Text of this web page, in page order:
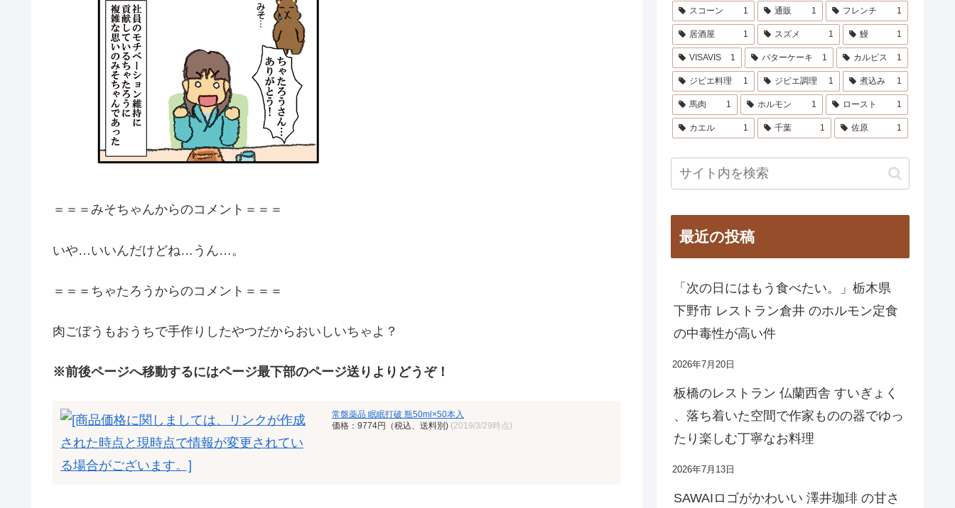
＝＝＝みそちゃんからのコメント＝＝＝
いや…いいんだけどね…うん…。
＝＝＝ちゃたろうからのコメント＝＝＝
肉ごぼうもおうちで手作りしたやつだからおいしいちゃよ？
※前後ページへ移動するにはページ最下部のページ送りよりどうぞ！
常盤薬品 眠眠打破 瓶50ml×50本入
価格：9774円（税込、送料別) (2019/3/29時点)
スコーン 1 通販 1 フレンチ 1
居酒屋 1 スズメ 1 鰻 1
VISAVIS 1 バターケーキ 1 カルピス 1
ジビエ料理 1 ジビエ調理 1 煮込み 1
馬肉 1 ホルモン 1 ロースト 1
カエル 1 千葉 1 佐原 1
最近の投稿
「次の日にはもう食べたい。」栃木県
下野市 レストラン倉井 のホルモン定食
の中毒性が高い件
2026年7月20日
板橋のレストラン 仏蘭西舎 すいぎょく
、落ち着いた空間で作家ものの器でゆっ
たり楽しむ丁寧なお料理
2026年7月13日
SAWAIロゴがかわいい 澤井珈琲 の甘さ